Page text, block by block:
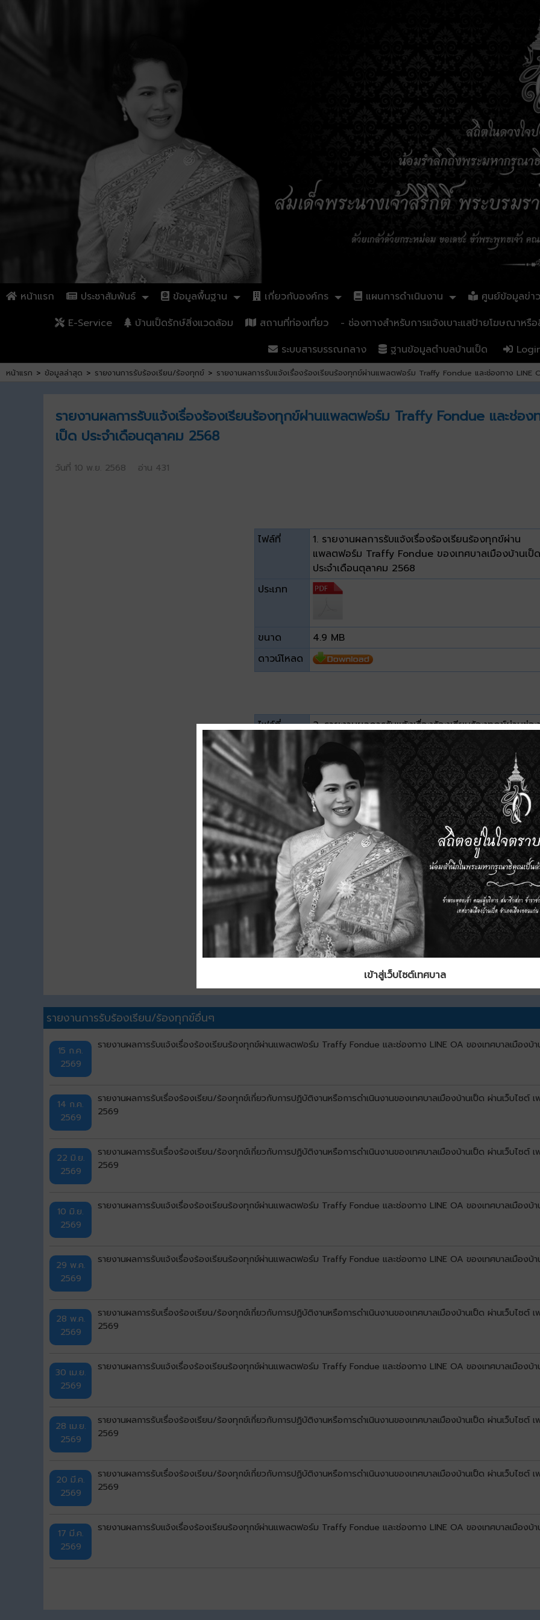
หน้าแรก ประชาสัมพันธ์ ข้อมูลพื้นฐาน เกี่ยวกับองค์กร แผนการดำเนินงาน
ศูนย์ข้อมูลข่า
E-Service
บ้านเป็ดรักษ์สิ่งแวดล้อม สถานที่ท่องเที่ยว
- ช่องทางสำหรับการแจ้งเบาะแสป้ายโฆษณาห
ระบบสารบรรณกลาง
ฐานข้อมูลตำบลบ้านเป็ด
หน้าแรก > ข้อมูลล่าสุด > รายงานการรับร้องเรียน/ร้องทุกข์ > รายงานผลการรับแจ้งเรื่องร้องเรียนร้องทุกข์ผ่านแพลตฟอร์ม Traffy Fondue และช่องทาง LINE
รายงานผลการรับแจ้งเรื่องร้องเรียนร้องทุกข์ผ่านแพลตฟอร์ม Traffy Fondue และช่อง
เป็ด ประจำเดือนตุลาคม 2568
วันที่ 10 พ.ย. 2568 อ่าน 431
ไฟล์ที่
1. รายงานผลการรับแจ้งเรื่องร้องเรียนร้องทุกข์ผ่าน
แพลตฟอร์ม Traffy Fondue ของเทศบาลเมืองบ้านเป็ด
ประจำเดือนตุลาคม 2568
ประเภท
ขนาด
4.9 MB
ดาวน์โหลด
ไฟล์ที่
2. รายงานผลการรับแจ้งเรื่องร้องเรียนร้องทุกข์ผ่านช่อง
ทาง LINE OA ของเทศบาลเมืองบ้านเป็ด ประจำเดือน
ตุลาคม 2568
ประเภท
ขนาด
4.98 MB
ดาวน์โหลด
รายงานการรับร้องเรียน/ร้องทุกข์อื่นๆ
15 ก.ค.
2569
รายงานผลการรับแจ้งเรื่องร้องเรียนร้องทุกข์ผ่านแพลตฟอร์ม Traffy Fondue และช่องทาง LINE OA ของเทศบาลเมืองบ้
14 ก.ค.
2569
รายงานผลการรับเรื่องร้องเรียน/ร้องทุกข์เกี่ยวกับการปฏิบัติงานหรือการดำเนินงานของเทศบาลเมืองบ้านเป็ด ผ่านเว็บไซต์
2569
22 มิ.ย.
2569
รายงานผลการรับเรื่องร้องเรียน/ร้องทุกข์เกี่ยวกับการปฏิบัติงานหรือการดำเนินงานของเทศบาลเมืองบ้านเป็ด ผ่านเว็บไซ
2569
10 มิ.ย.
2569
รายงานผลการรับแจ้งเรื่องร้องเรียนร้องทุกข์ผ่านแพลตฟอร์ม Traffy Fondue และช่องทาง LINE OA ของเทศบาลเมืองบ้
29 พ.ค.
2569
รายงานผลการรับแจ้งเรื่องร้องเรียนร้องทุกข์ผ่านแพลตฟอร์ม Traffy Fondue และช่องทาง LINE OA ของเทศบาลเมืองบ้า
28 พ.ค.
2569
รายงานผลการรับเรื่องร้องเรียน/ร้องทุกข์เกี่ยวกับการปฏิบัติงานหรือการดำเนินงานของเทศบาลเมืองบ้านเป็ด ผ่านเว็บไซต์
2569
30 เม.ย.
2569
รายงานผลการรับแจ้งเรื่องร้องเรียนร้องทุกข์ผ่านแพลตฟอร์ม Traffy Fondue และช่องทาง LINE OA ของเทศบาลเมืองบ้
28 เม.ย.
2569
รายงานผลการรับเรื่องร้องเรียน/ร้องทุกข์เกี่ยวกับการปฏิบัติงานหรือการดำเนินงานของเทศบาลเมืองบ้านเป็ด ผ่านเว็บไซต์
2569
20 มี.ค.
2569
รายงานผลการรับเรื่องร้องเรียน/ร้องทุกข์เกี่ยวกับการปฏิบัติงานหรือการดำเนินงานของเทศบาลเมืองบ้านเป็ด ผ่านเว็บไซ
2569
17 มี.ค.
2569
รายงานผลการรับแจ้งเรื่องร้องเรียนร้องทุกข์ผ่านแพลตฟอร์ม Traffy Fondue และช่องทาง LINE OA ของเทศบาลเมืองบ้
เข้าสู่เว็บไซต์เทศบาล